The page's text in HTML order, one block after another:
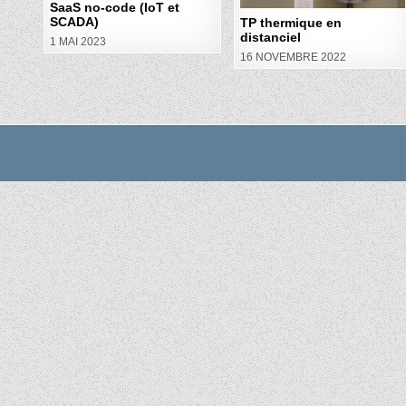
SaaS no-code (IoT et
SCADA)
1 MAI 2023
TP thermique en
distanciel
16 NOVEMBRE 2022